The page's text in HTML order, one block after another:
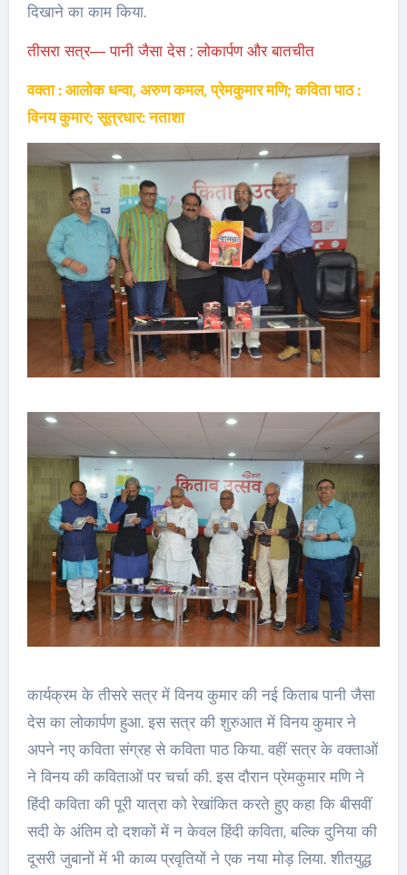
दिखाने का काम किया.
तीसरा सत्र― पानी जैसा देस : लोकार्पण और बातचीत
वक्ता : आलोक धन्वा, अरुण कमल, प्रेमकुमार मणि; कविता पाठ :
विनय कुमार; सूत्रधार: नताशा
कार्यक्रम के तीसरे सत्र में विनय कुमार की नई किताब पानी जैसा
देस का लोकार्पण हुआ. इस सत्र की शुरुआत में विनय कुमार ने
अपने नए कविता संग्रह से कविता पाठ किया. वहीं सत्र के वक्ताओं
ने विनय की कविताओं पर चर्चा की. इस दौरान प्रेमकुमार मणि ने
हिंदी कविता की पूरी यात्रा को रेखांकित करते हुए कहा कि बीसवीं
सदी के अंतिम दो दशकों में न केवल हिंदी कविता, बल्कि दुनिया की
दूसरी जुबानों में भी काव्य प्रवृतियों ने एक नया मोड़ लिया. शीतयुद्ध